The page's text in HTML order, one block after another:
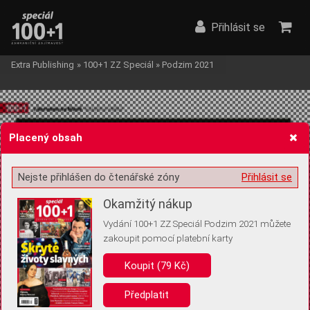
Žádost o souhlas s ukládáním volitelných informací
Pro základní fungování webu nepotřebujeme ukládat žádné informace
(tzv. cookies apod.). Rádi bychom vás ale požádali o souhlas s
uložením volitelných informací:
Anonymní unikátní ID
Přihlásit se
Extra Publishing » 100+1 ZZ Speciál » Podzim 2021
Placený obsah
Přihlásit se
Nejste přihlášen do čtenářské zóny
Okamžitý nákup
Vydání 100+1 ZZ Speciál Podzim 2021 můžete
zakoupit pomocí platební karty
Koupit (79 Kč)
Předplatit